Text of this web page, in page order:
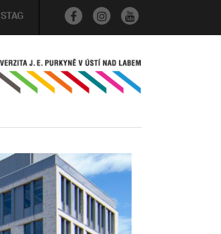
STAG